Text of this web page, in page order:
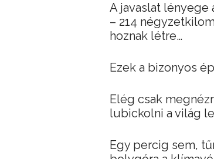
A javaslat lényege
– 214
hoznak létre…
Ezek a bizonyos
Elég csak
lubickolni a világ
Egy percig sem,